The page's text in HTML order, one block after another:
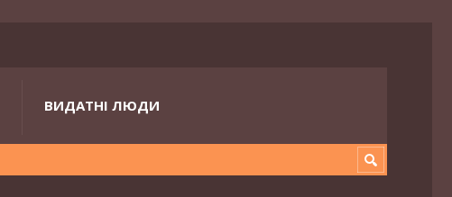
ВИДАТНІ ЛЮДИ